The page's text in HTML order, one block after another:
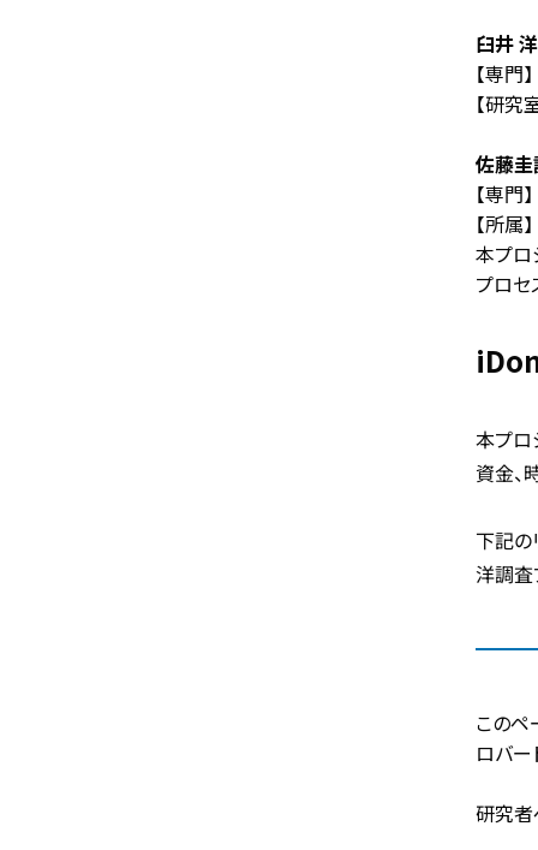
臼井
【専
【研
佐藤
【専
【所
本プロ
プロセ
本プロ
資金、
下記の
洋調査
このペ
ロバー
研究者